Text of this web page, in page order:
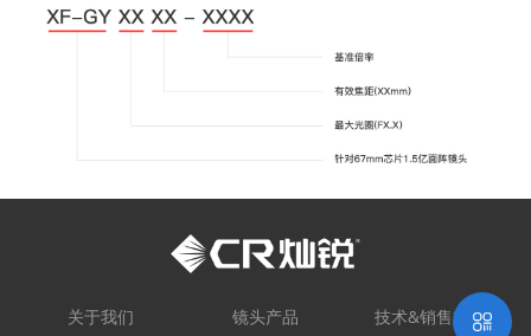
关于我们 镜头产品 技术&销售支持